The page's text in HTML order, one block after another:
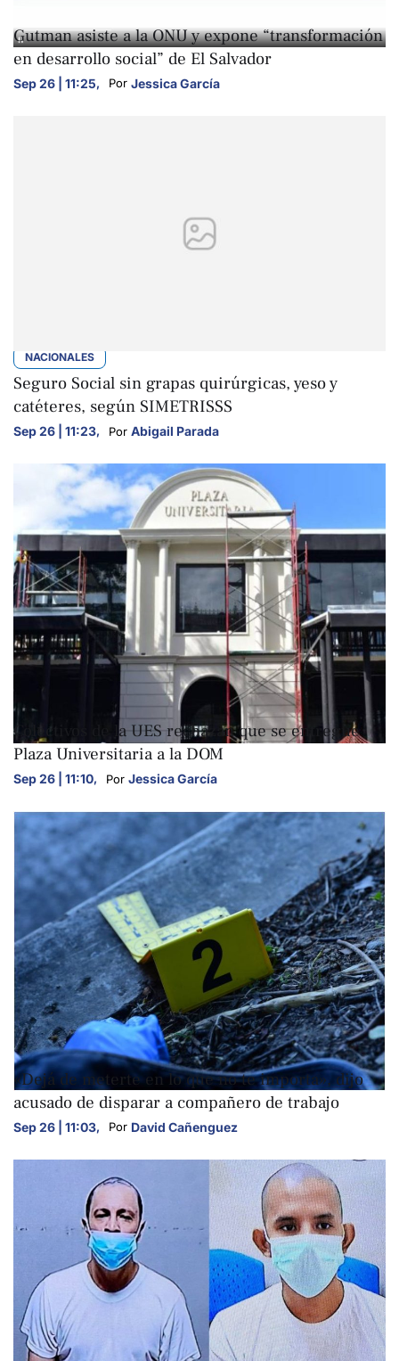
Gutman asiste a la ONU y expone “transformación
en desarrollo social” de El Salvador
Sep 26 | 11:25, Por Jessica García
NACIONALES
Seguro Social sin grapas quirúrgicas, yeso y
catéteres, según SIMETRISSS
Sep 26 | 11:23, Por Abigail Parada
Colectivos de la UES rechazan que se entregue
Plaza Universitaria a la DOM
Sep 26 | 11:10, Por Jessica García
NACIONALES
«Dejá de meterte en lo que no te importa», dijo
acusado de disparar a compañero de trabajo
Sep 26 | 11:03, Por David Cañenguez